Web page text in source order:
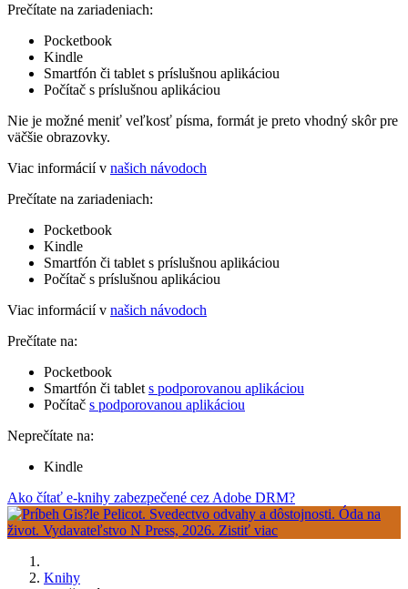
Prečítate na zariadeniach:
Pocketbook
Kindle
Smartfón či tablet s príslušnou aplikáciou
Počítač s príslušnou aplikáciou
Nie je možné meniť veľkosť písma, formát je preto vhodný skôr pre
väčšie obrazovky.
Viac informácií v našich návodoch
Prečítate na zariadeniach:
Pocketbook
Kindle
Smartfón či tablet s príslušnou aplikáciou
Počítač s príslušnou aplikáciou
Viac informácií v našich návodoch
Prečítate na:
Pocketbook
Smartfón či tablet s podporovanou aplikáciou
Počítač s podporovanou aplikáciou
Neprečítate na:
Kindle
Ako čítať e-knihy zabezpečené cez Adobe DRM?
Knihy